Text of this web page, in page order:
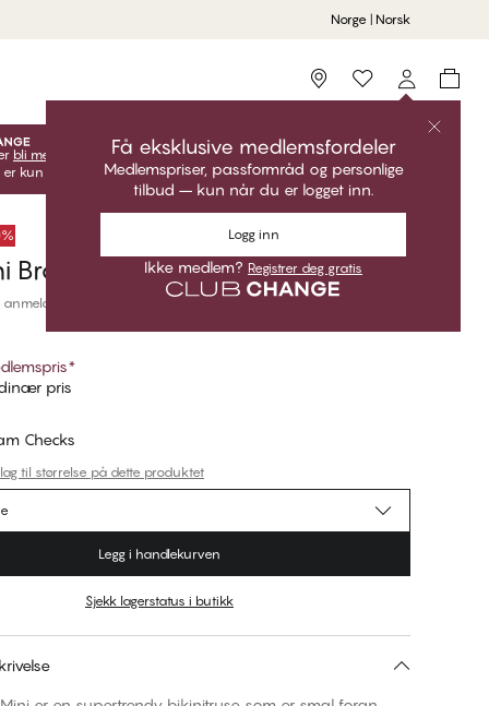
Norge | Norsk
Storefinder
Få eksklusive medlemsfordeler
Medlemspriser, passformråd og personlige
tilbud – kun når du er logget inn.
Logg inn
Ikke medlem? Registrer deg gratis
bli medlem
lås opp dine eksklusive medlemstilbud!
kun gyldige når du er innlogget.
Brazilian Bikinitruse
*
pris
Checks
til størrelse på dette produktet
Legg i handlekurven
Sjekk lagerstatus i butikk